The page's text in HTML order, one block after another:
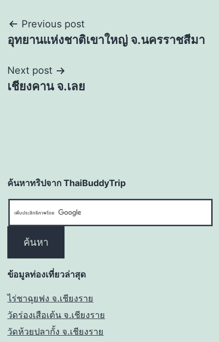
Post
navigation
Previous post
อุทยานแห่งชาติเขาใหญ่ จ.นครราชสีมา
Next post
เชียงคาน จ.เลย
ค้นหาทริปจาก ThaiBuddyTrip
ข้อมูลท่องเที่ยวล่าสุด
ไร่ชาฉุยฟง จ.เชียงราย
วัดร่องเสือเต้น จ.เชียงราย
วัดห้วยปลากั้ง จ.เชียงราย